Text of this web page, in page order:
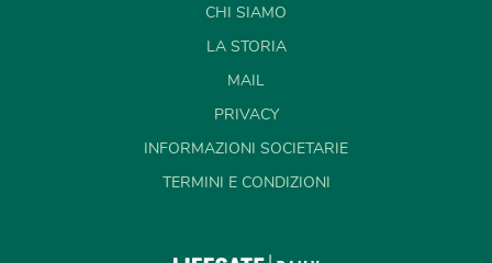
CHI SIAMO
LA STORIA
MAIL
PRIVACY
INFORMAZIONI SOCIETARIE
TERMINI E CONDIZIONI